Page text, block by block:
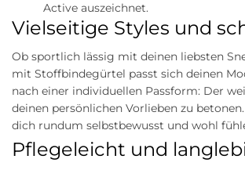
Active auszeichnet.
Vielseitige Styles und
Ob sportlich lässig mit deinen liebsten
mit Stoffbindegürtel passt sich deinen
nach einer individuellen Passform: Der
deinen persönlichen Vorlieben zu
dich rundum selbstbewusst und wohl
Pflegeleicht und